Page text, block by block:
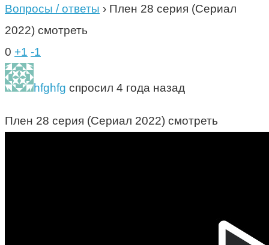
Вопросы / ответы › Плен 28 серия (Сериал
2022) смотреть
0 +1 -1
hfghfg спросил 4 года назад
Плен 28 серия (Сериал 2022) смотреть